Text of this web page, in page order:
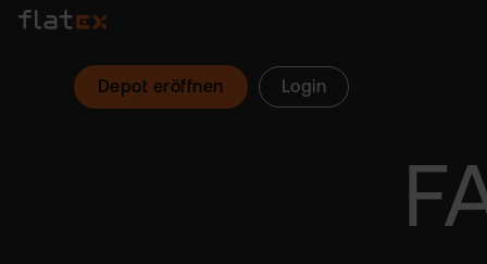
Depot eröffnen Login